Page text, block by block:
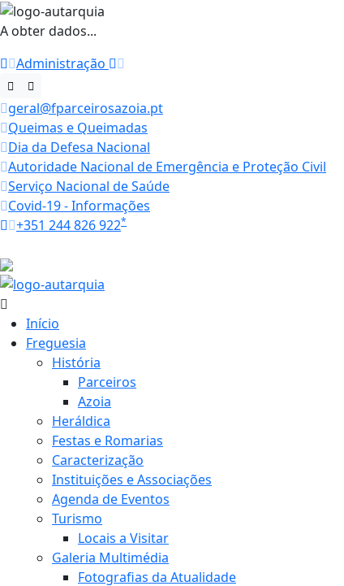
A obter dados...
Administração
geral@fparceirosazoia.pt
Queimas e Queimadas
Dia da Defesa Nacional
Autoridade Nacional de Emergência e Proteção Civil
Serviço Nacional de Saúde
Covid-19 - Informações
+351 244 826 922*
Início
Freguesia
História
Parceiros
Azoia
Heráldica
Festas e Romarias
Caracterização
Instituições e Associações
Agenda de Eventos
Turismo
Locais a Visitar
Galeria Multimédia
Fotografias da Atualidade